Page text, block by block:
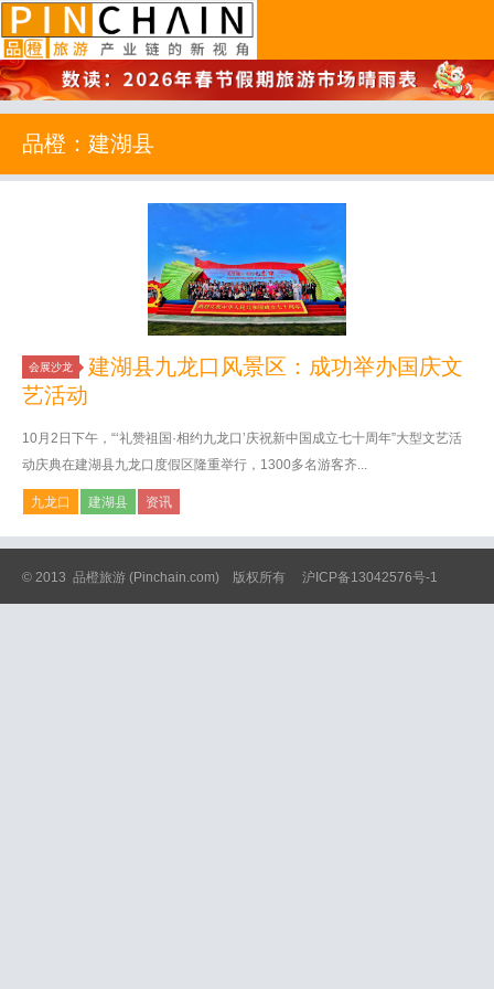
品橙旅游
品橙：建湖县
会展沙龙
建湖县九龙口风景区：成功举办国庆文
艺活动
10月2日下午，“‘礼赞祖国·相约九龙口’庆祝新中国成立七十周年”大型文艺活
动庆典在建湖县九龙口度假区隆重举行，1300多名游客齐...
九龙口 建湖县 资讯
© 2013 品橙旅游 (Pinchain.com) 版权所有 沪ICP备13042576号-1